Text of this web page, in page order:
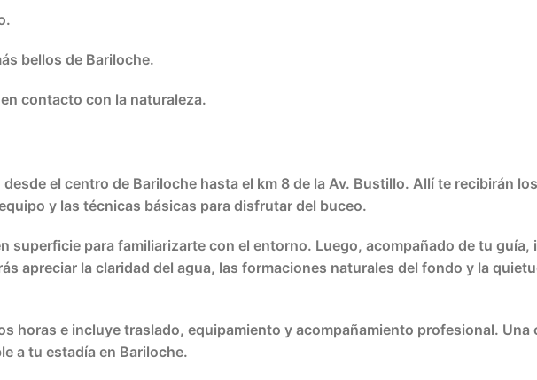
bellos de Bariloche.
contacto con la naturaleza.
el centro de Bariloche hasta el km 8 de la Av. Bustillo. Allí te recibirán
y las técnicas básicas para disfrutar del buceo.
superficie para familiarizarte con el entorno. Luego, acompañado de tu guía,
apreciar la claridad del agua, las formaciones naturales del fondo y la
horas e incluye traslado, equipamiento y acompañamiento profesional. Una
a tu estadía en Bariloche.